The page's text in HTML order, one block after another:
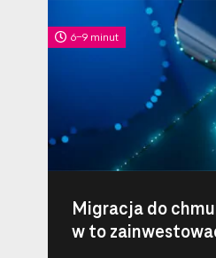
6-9 minut
Migracja do
w to